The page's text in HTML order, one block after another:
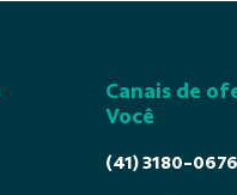
Canais de
Você
(41) 3180-0676